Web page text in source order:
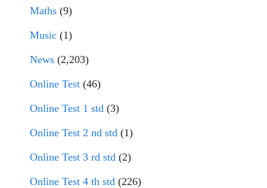
Maths (9)
Music (1)
News (2,203)
Online Test (46)
Online Test 1 std (3)
Online Test 2 nd std (1)
Online Test 3 rd std (2)
Online Test 4 th std (226)